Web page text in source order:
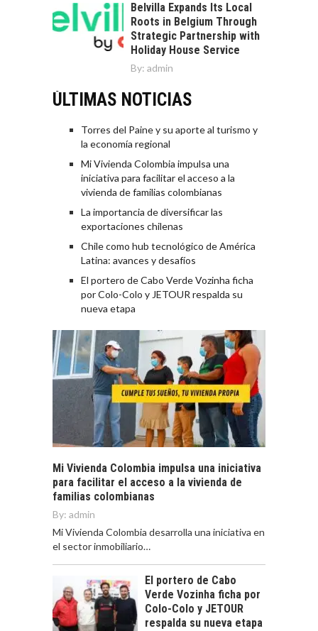
Belvilla Expands Its Local
Roots in Belgium Through
Strategic Partnership with
Holiday House Service
By: admin
ÚLTIMAS NOTICIAS
Torres del Paine y su aporte al turismo y
la economía regional
Mi Vivienda Colombia impulsa una
iniciativa para facilitar el acceso a la
vivienda de familias colombianas
La importancia de diversificar las
exportaciones chilenas
Chile como hub tecnológico de América
Latina: avances y desafíos
El portero de Cabo Verde Vozinha ficha
por Colo-Colo y JETOUR respalda su
nueva etapa
Mi Vivienda Colombia impulsa una iniciativa
para facilitar el acceso a la vivienda de
familias colombianas
By: admin
Mi Vivienda Colombia desarrolla una iniciativa en
el sector inmobiliario…
El portero de Cabo
Verde Vozinha ficha por
Colo-Colo y JETOUR
respalda su nueva etapa